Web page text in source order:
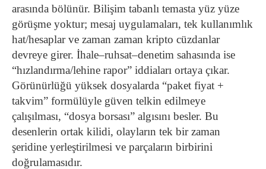
arasında bölünür. Bilişim tabanlı temasta yüz yüze
görüşme yoktur; mesaj uygulamaları, tek kullanımlık
hat/hesaplar ve zaman zaman kripto cüzdanlar
devreye girer. İhale–ruhsat–denetim sahasında ise
“hızlandırma/lehine rapor” iddiaları ortaya çıkar.
Görünürlüğü yüksek dosyalarda “paket fiyat +
takvim” formülüyle güven telkin edilmeye
çalışılması, “dosya borsası” algısını besler. Bu
desenlerin ortak kilidi, olayların tek bir zaman
şeridine yerleştirilmesi ve parçaların birbirini
doğrulamasıdır.